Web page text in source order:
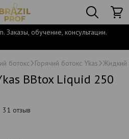
обучение, консультации.
ботокс Горячий ботокс Ykas Жидкий
BBtox Liquid 250
31 отзыв